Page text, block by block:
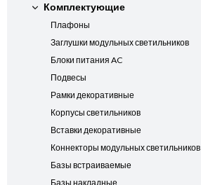
Комплектующие
Плафоны
Заглушки модульных светильников
Блоки питания AC
Подвесы
Рамки декоративные
Корпусы светильников
Вставки декоративные
Коннекторы модульных светильников
Базы встраиваемые
Базы накладные